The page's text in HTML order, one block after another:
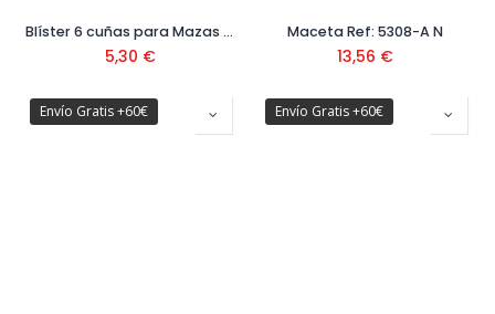
Blíster 6 cuñas para Mazas y Macetas Ref. 8975 BL
5,30 €
Maceta Ref: 5308-A N
13,56 €
Envío Gratis +60€ Envío Gratis +60€